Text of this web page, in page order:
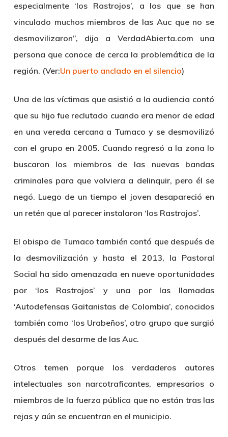
especialmente ‘los Rastrojos’, a los que se han
vinculado muchos miembros de las Auc que no se
desmovilizaron”, dijo a VerdadAbierta.com una
persona que conoce de cerca la problemática de la
región. (Ver:Un puerto anclado en el silencio)
Una de las víctimas que asistió a la audiencia contó
que su hijo fue reclutado cuando era menor de edad
en una vereda cercana a Tumaco y se desmovilizó
con el grupo en 2005. Cuando regresó a la zona lo
buscaron los miembros de las nuevas bandas
criminales para que volviera a delinquir, pero él se
negó. Luego de un tiempo el joven desapareció en
un retén que al parecer instalaron ‘los Rastrojos’.
El obispo de Tumaco también contó que después de
la desmovilización y hasta el 2013, la Pastoral
Social ha sido amenazada en nueve oportunidades
por ‘los Rastrojos’ y una por las llamadas
‘Autodefensas Gaitanistas de Colombia’, conocidos
también como ‘los Urabeños’, otro grupo que surgió
después del desarme de las Auc.
Otros temen porque los verdaderos autores
intelectuales son narcotraficantes, empresarios o
miembros de la fuerza pública que no están tras las
rejas y aún se encuentran en el municipio.